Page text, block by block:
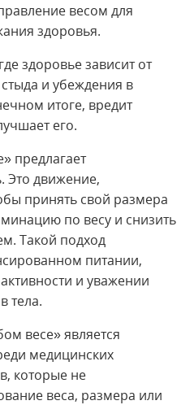
весом для
здоровья.
здоровье зависит от
стыда и убеждения в
итоге, вредит
его.
предлагает
Это движение,
принять свой размера
по весу и снизить
Такой подход
питании,
и уважении
тела.
весе» является
медицинских
которые не
веса, размера или